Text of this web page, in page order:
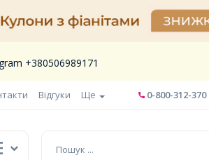
+380506989171
Відгуки Ще 0-800-312-370